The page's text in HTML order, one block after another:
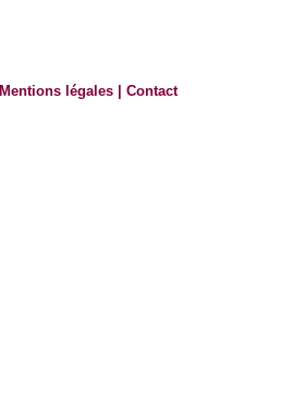
Mentions légales |Contact